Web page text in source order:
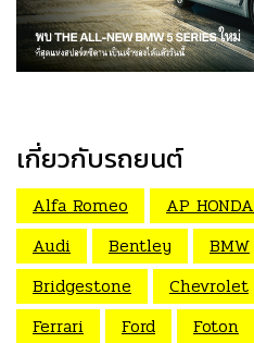
เกี่ยวกับรถยนต์
Alfa Romeo AP HONDA
Audi
Bentley BMW
Bridgestone
Chevrolet
Ferrari
Ford Foton